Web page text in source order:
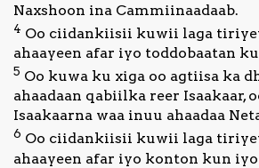
Naxshoon ina Cammiinaadaab.
4 Oo ciidankiisii kuwii laga
ahaayeen afar iyo toddobaatan
5 Oo kuwa ku xiga oo agtiisa ka
ahaadaan qabiilka reer Isaakaar,
Isaakaarna waa inuu ahaadaa
6 Oo ciidankiisii kuwii laga
ahaayeen afar iyo konton kun